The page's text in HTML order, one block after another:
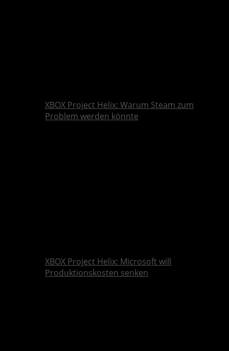
XBOX Project Helix: Warum Steam zum
Problem werden könnte
XBOX Project Helix: Microsoft will
Produktionskosten senken